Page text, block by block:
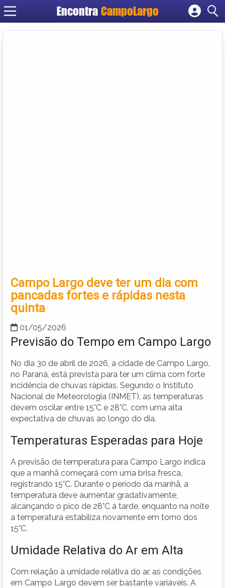
Encontra CampoLargo
Cadastrar empresa
Campo Largo deve ter um dia com
pancadas fortes e rápidas nesta
quinta
01/05/2026
Previsão do Tempo em Campo Largo
No dia 30 de abril de 2026, a cidade de Campo Largo,
no Paraná, está prevista para ter um clima com forte
incidência de chuvas rápidas. Segundo o Instituto
Nacional de Meteorologia (INMET), as temperaturas
devem oscilar entre 15°C e 28°C, com uma alta
expectativa de chuvas ao longo do dia.
Temperaturas Esperadas para Hoje
A previsão de temperatura para Campo Largo indica
que a manhã começará com uma brisa fresca,
registrando 15°C. Durante o período da manhã, a
temperatura deve aumentar gradativamente,
alcançando o pico de 28°C à tarde, enquanto na noite
a temperatura estabiliza novamente em torno dos
15°C.
Umidade Relativa do Ar em Alta
Com relação à umidade relativa do ar, as condições
em Campo Largo devem ser bastante variáveis. A